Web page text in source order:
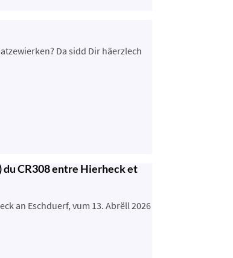
Da sidd Dir häerzlech
du CR308 entre Hierheck et
an Eschduerf, vum 13. Abrëll 2026